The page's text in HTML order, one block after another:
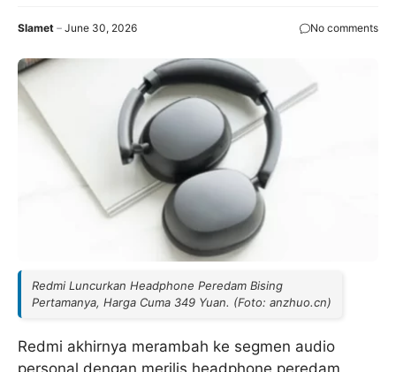
Slamet June 30, 2026 No comments
Redmi Luncurkan Headphone Peredam Bising
Pertamanya, Harga Cuma 349 Yuan. (Foto: anzhuo.cn)
Redmi akhirnya merambah ke segmen audio
personal dengan merilis headphone peredam